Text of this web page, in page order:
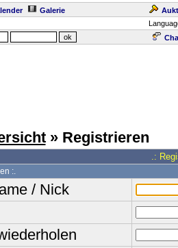
Galerie
» Registrieren
.:
:.
/ Nick